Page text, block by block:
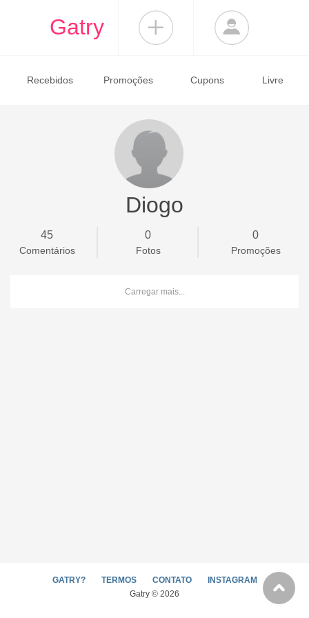
Gatry
Recebidos Promoções Cupons Livre
Diogo
45
Comentários
0
Fotos
0
Promoções
Carregar mais...
GATRY? TERMOS CONTATO
INSTAGRAM
Gatry © 2026